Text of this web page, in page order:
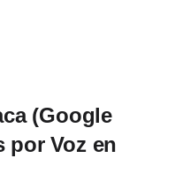
(Google
por Voz en